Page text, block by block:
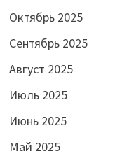
Октябрь 2025
Сентябрь 2025
Август 2025
Июль 2025
Июнь 2025
Май 2025